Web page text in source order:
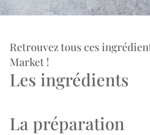
Retrouvez tous ces
Market !
Les ingrédients
La préparation